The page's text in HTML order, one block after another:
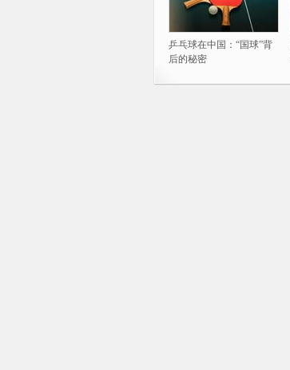
乒乓球在中国：“国球”背
后的秘密